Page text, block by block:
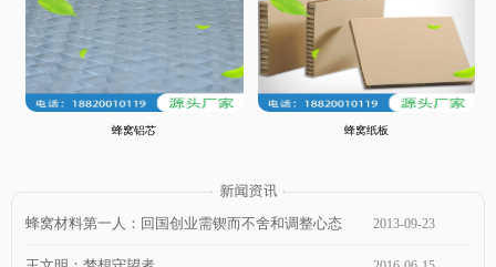
蜂窝铝芯 蜂窝纸板
蜂窝材料第一人：回国创业需锲而不舍和调整心态 2013-09-23